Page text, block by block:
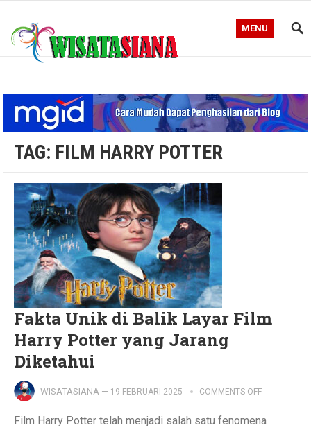
MENU
TAG: FILM HARRY POTTER
Fakta Unik di Balik Layar Film
Harry Potter yang Jarang
Diketahui
WISATASIANA — 19 FEBRUARI 2025 COMMENTS OFF
Film Harry Potter telah menjadi salah satu fenomena